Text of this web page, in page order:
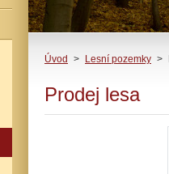
Úvod > Lesní pozemky >
Prodej lesa